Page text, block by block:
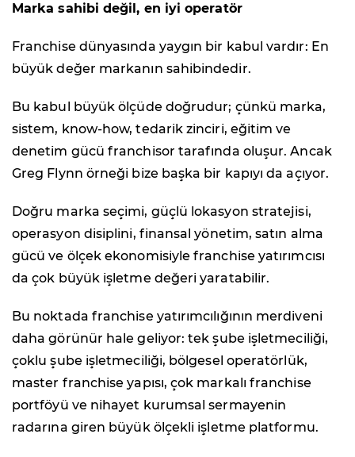
Marka sahibi değil, en iyi operatör
Franchise dünyasında yaygın bir kabul vardır: En
büyük değer markanın sahibindedir.
Bu kabul büyük ölçüde doğrudur; çünkü marka,
sistem, know-how, tedarik zinciri, eğitim ve
denetim gücü franchisor tarafında oluşur. Ancak
Greg Flynn örneği bize başka bir kapıyı da açıyor.
Doğru marka seçimi, güçlü lokasyon stratejisi,
operasyon disiplini, finansal yönetim, satın alma
gücü ve ölçek ekonomisiyle franchise yatırımcısı
da çok büyük işletme değeri yaratabilir.
Bu noktada franchise yatırımcılığının merdiveni
daha görünür hale geliyor: tek şube işletmeciliği,
çoklu şube işletmeciliği, bölgesel operatörlük,
master franchise yapısı, çok markalı franchise
portföyü ve nihayet kurumsal sermayenin
radarına giren büyük ölçekli işletme platformu.